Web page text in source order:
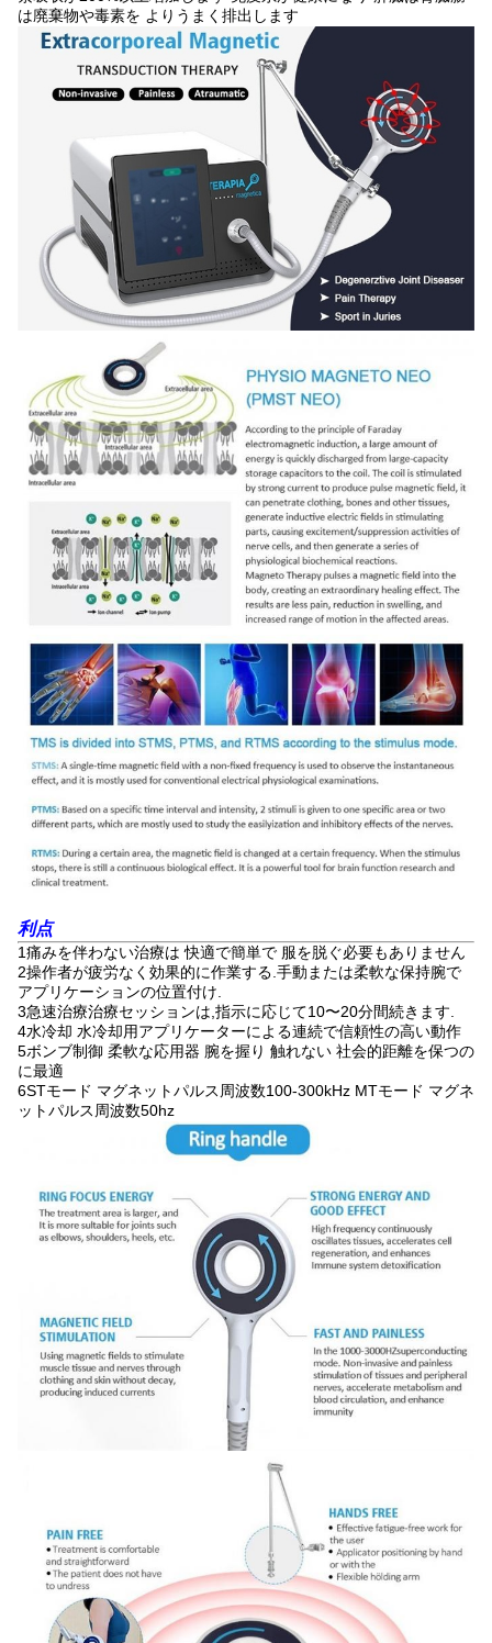
は廃棄物や毒素を よりうまく排出します
利点
1痛みを伴わない治療は 快適で簡単で 服を脱ぐ必要もありません
2操作者が疲労なく効果的に作業する.手動または柔軟な保持腕で
アプリケーションの位置付け.
3急速治療治療セッションは,指示に応じて10〜20分間続きます.
4水冷却 水冷却用アプリケーターによる連続で信頼性の高い動作
5ボンブ制御 柔軟な応用器 腕を握り 触れない 社会的距離を保つの
に最適
6STモード マグネットパルス周波数100-300kHz MTモード マグネ
ットパルス周波数50hz